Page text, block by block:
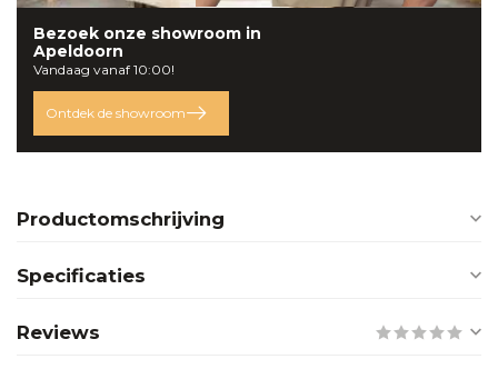
Bezoek onze showroom in
Apeldoorn
Vandaag vanaf 10:00!
Ontdek de showroom
Productomschrijving
Specificaties
Reviews